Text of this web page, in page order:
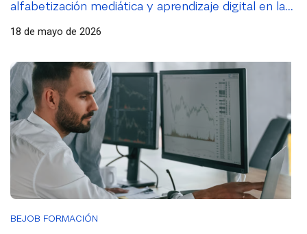
alfabetización mediática y aprendizaje digital en la
Sede del Parlamento Europeo en Madrid
18 de mayo de 2026
BEJOB FORMACIÓN